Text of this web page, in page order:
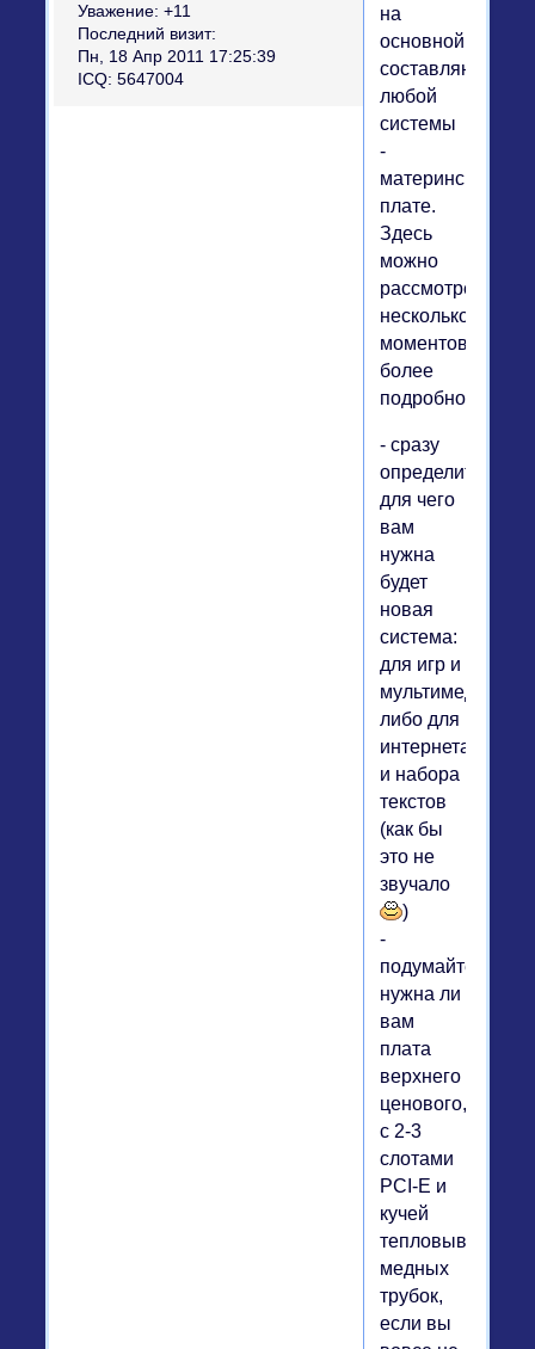
Уважение: +11
Последний визит:
Пн, 18 Апр 2011 17:25:39
ICQ: 5647004
на
основной
составляющей
любой
системы
-
материнской
плате.
Здесь
можно
рассмотреть
несколько
моментов
более
подробно:
- сразу
определитесь,
для чего
вам
нужна
будет
новая
система:
для игр и
мультимедиа,
либо для
интернета
и набора
текстов
(как бы
это не
звучало
)
-
подумайте,
нужна ли
вам
плата
верхнего
ценового,
с 2-3
слотами
PCI-E и
кучей
тепловыводящих
медных
трубок,
если вы